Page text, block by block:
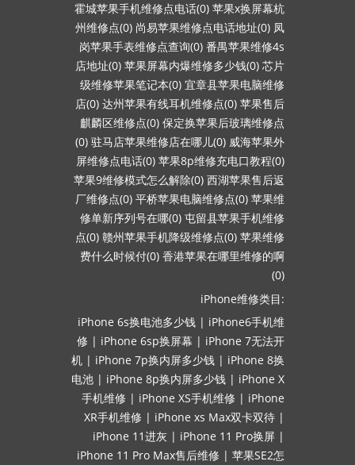
霍城苹果手机维修点电话(0) 苹果x换屏幕杭
州维修点(0) 尚易苹果维修点电话地址(0) 凤
岗苹果手表维修点查询(0) 番禺苹果维修4s
店地址(0) 苹果屏幕内爆维修多少钱(0) 芯片
级维修苹果笔记本(0) 宜章县苹果电脑维修
店(0) 达州苹果有线耳机维修点(0) 苹果售后
麒麟区维修点(0) 保定换苹果后玻璃维修点
(0) 驻马店苹果维修店在哪儿(0) 威海苹果外
屏维修点电话(0) 苹果8p维修充电口教程(0)
苹果9维修模式怎么解除(0) 西湖苹果售后返
厂维修点(0) 平桥苹果电脑维修点(0) 苹果维
修单新序列号在哪(0) 屯留县苹果手机维修
点(0) 赣州苹果手机降级维修点(0) 苹果维修
费什么时候付(0) 香港苹果在哪里维修的啊
(0)
iPhone维修类目:
iPhone 6s换电池多少钱 | iPhone6手机维
修 | iPhone 6sp换屏幕 | iPhone 7无法开
机 | iPhone 7p换内屏多少钱 | iPhone 8换
电池 | iPhone 8p换内屏多少钱 | iPhone X
手机维修 | iPhone XS手机维修 | iPhone
XR手机维修 | iPhone xs Max双卡双待 |
iPhone 11进灰 | iPhone 11 Pro换屏 |
iPhone 11 Pro Max售后维修 | 苹果SE2怎